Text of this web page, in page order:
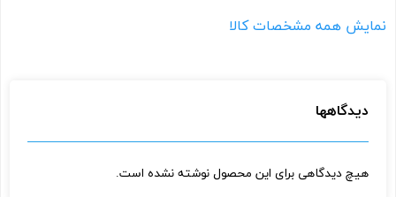
نمایش همه مشخصات کالا
دیدگاهها
هیچ دیدگاهی برای این محصول نوشته نشده است.